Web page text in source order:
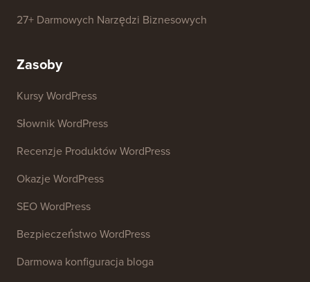
Generator Słów Kluczowych SEO
Analizator SEO Strony Internetowej
Generator podpisów e-mail
27+ Darmowych Narzędzi Biznesowych
Zasoby
Kursy WordPress
Słownik WordPress
Recenzje Produktów WordPress